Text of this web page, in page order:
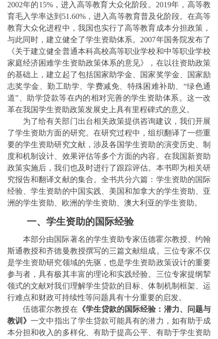
2002年的15%，进入高等教育大众化阶段。 2019年，高等教
育毛入学率达到 51.60% ，进入高等教育普及化阶段。在高等
教育大众化进程中，我国也实行了高等教育成本分担政策，
与此同时，建立健全了学生资助体系。 2007年国务院发布了
《关于建立健全普通本科高校高等职业学校和中等职业学校
家庭经济困难学生资助政策体系的意见》，在以往资助政策
的基础上，建立起了包括国家助学金、国家奖学金、国家励
志奖学金、勤工助学 、学费减免、特殊困难补助、“绿色通
道”、助学贷款等在内的相对完善的学生资助体系。这一改
革在我国学生资助政策发展史上具有里程碑式的意义。
为了给有关部门出台相关政策提供咨询建议，我们开展
了学生资助方面的研究。在研究过程中，组织翻译了一些重
要的学生资助研究文献，涉及各国学生资助的演变历史、制
度和机制设计、效果评估等多个方面的内容。在我国新资助
政策实施后，我们也及时进行了跟踪评估。本书即为相关研
究报告和翻译文献的集合。全书共分六篇：学生资助的国际
经验、学生资助的中国实践、美国和加拿大的学生资助、亚
洲的学生资助、欧洲的学生资助、澳大利亚的学生资助。
一、学生资助的国际经验
本部分由国际著名的学生资助专家伍德霍尔教授、约翰
斯通教授和齐德曼教授撰写的三篇文献组成。三位专家不仅
是学生资助研究领域的先驱，也是学生资助政策设计的重要
参与者，具有极其丰富的理论和实践经验。三位专家提纲挈
领式的文献对我们理解学生贷款的目标、体制机制框架、运
行难点和财政可持续性等问题具有十分重要的启发。
伍德霍尔教授在 《学生贷款的国际经验：潜力、问题与
教训》一文中指出了学生贷款可能具有的潜力，如有助于成
本分担和收入的多样化、有助于提高公平、有助于学生资助